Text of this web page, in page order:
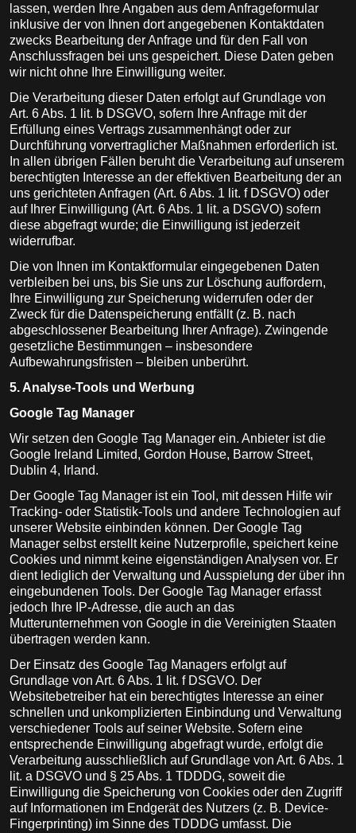
lassen, werden Ihre Angaben aus dem Anfrageformular
inklusive der von Ihnen dort angegebenen Kontaktdaten
zwecks Bearbeitung der Anfrage und für den Fall von
Anschlussfragen bei uns gespeichert. Diese Daten geben
wir nicht ohne Ihre Einwilligung weiter.
Die Verarbeitung dieser Daten erfolgt auf Grundlage von
Art. 6 Abs. 1 lit. b DSGVO, sofern Ihre Anfrage mit der
Erfüllung eines Vertrags zusammenhängt oder zur
Durchführung vorvertraglicher Maßnahmen erforderlich ist.
In allen übrigen Fällen beruht die Verarbeitung auf unserem
berechtigten Interesse an der effektiven Bearbeitung der an
uns gerichteten Anfragen (Art. 6 Abs. 1 lit. f DSGVO) oder
auf Ihrer Einwilligung (Art. 6 Abs. 1 lit. a DSGVO) sofern
diese abgefragt wurde; die Einwilligung ist jederzeit
widerrufbar.
Die von Ihnen im Kontaktformular eingegebenen Daten
verbleiben bei uns, bis Sie uns zur Löschung auffordern,
Ihre Einwilligung zur Speicherung widerrufen oder der
Zweck für die Datenspeicherung entfällt (z. B. nach
abgeschlossener Bearbeitung Ihrer Anfrage). Zwingende
gesetzliche Bestimmungen – insbesondere
Aufbewahrungsfristen – bleiben unberührt.
5. Analyse-Tools und Werbung
Google Tag Manager
Wir setzen den Google Tag Manager ein. Anbieter ist die
Google Ireland Limited, Gordon House, Barrow Street,
Dublin 4, Irland.
Der Google Tag Manager ist ein Tool, mit dessen Hilfe wir
Tracking- oder Statistik-Tools und andere Technologien auf
unserer Website einbinden können. Der Google Tag
Manager selbst erstellt keine Nutzerprofile, speichert keine
Cookies und nimmt keine eigenständigen Analysen vor. Er
dient lediglich der Verwaltung und Ausspielung der über ihn
eingebundenen Tools. Der Google Tag Manager erfasst
jedoch Ihre IP-Adresse, die auch an das
Mutterunternehmen von Google in die Vereinigten Staaten
übertragen werden kann.
Der Einsatz des Google Tag Managers erfolgt auf
Grundlage von Art. 6 Abs. 1 lit. f DSGVO. Der
Websitebetreiber hat ein berechtigtes Interesse an einer
schnellen und unkomplizierten Einbindung und Verwaltung
verschiedener Tools auf seiner Website. Sofern eine
entsprechende Einwilligung abgefragt wurde, erfolgt die
Verarbeitung ausschließlich auf Grundlage von Art. 6 Abs. 1
lit. a DSGVO und § 25 Abs. 1 TDDDG, soweit die
Einwilligung die Speicherung von Cookies oder den Zugriff
auf Informationen im Endgerät des Nutzers (z. B. Device-
Fingerprinting) im Sinne des TDDDG umfasst. Die